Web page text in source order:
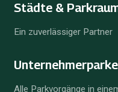
Städte &
Ein zuverlässiger Partner
Alle Parkvorgänge in